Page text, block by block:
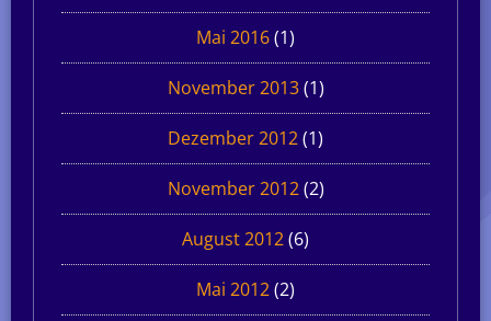
Mai 2016(1)
November 2013(1)
Dezember 2012(1)
November 2012(2)
August 2012(6)
Mai 2012(2)